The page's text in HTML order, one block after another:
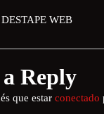
WEB
Reply
que estar conectado